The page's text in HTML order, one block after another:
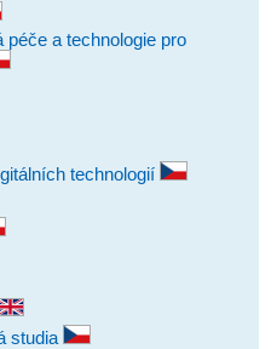
a technologie pro
technologií
studia